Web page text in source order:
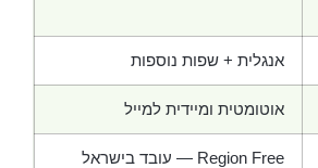
אנגלית + שפות נוספות
אוטומטית ומיידית למייל
Region Free — עובד בישראל